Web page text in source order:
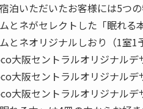
泊いただいたお客様には5つ
ネがセレクトした「眠れる
ネオリジナルしおり（1室1
大阪セントラルオリジナルデ
大阪セントラルオリジナルデ
大阪セントラルオリジナルデ